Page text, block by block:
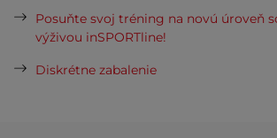
Posuňte svoj tréning na novú úroveň
výživou inSPORTline!
Diskrétne zabalenie